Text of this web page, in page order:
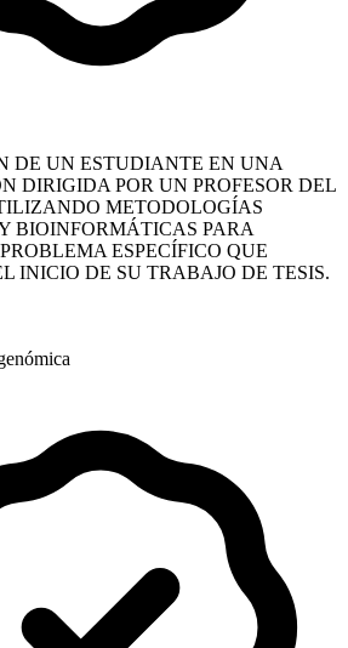
DE UN ESTUDIANTE EN UNA
DIRIGIDA POR UN PROFESOR DEL
METODOLOGÍAS
BIOINFORMÁTICAS PARA
ESPECÍFICO QUE
INICIO DE SU TRABAJO DE TESIS.